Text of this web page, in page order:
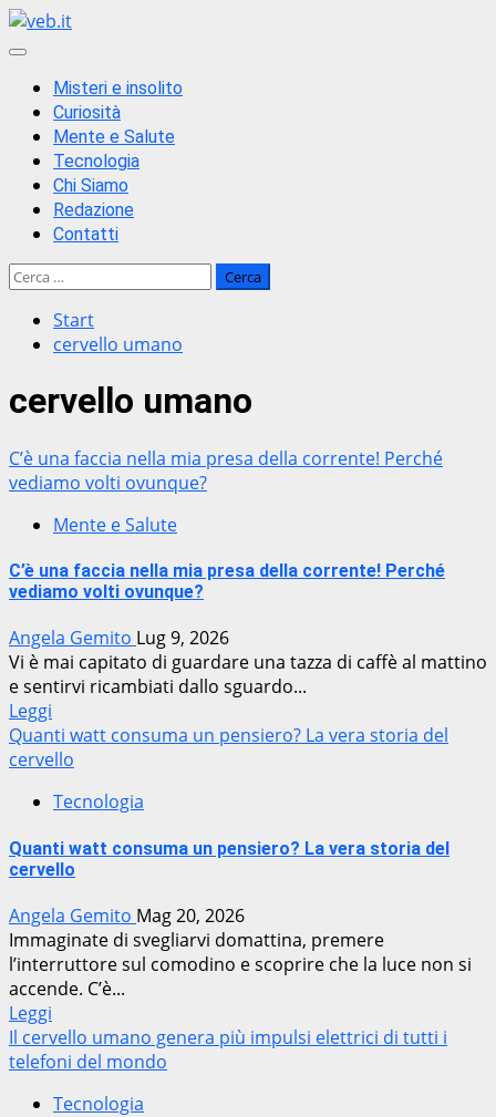
Zum
Inhalt
Primäres
MenüMisteri e insolito
Curiosità
Mente e Salute
Tecnologia
Chi Siamo
Redazione
Contatti
Ricerca
Start
cervello umano
cervello umano
C’è una faccia nella mia presa della corrente! Perché
vediamo volti ovunque?
Mente e Salute
C’è una faccia nella mia presa della corrente! Perché
vediamo volti ovunque?
Angela Gemito Lug 9, 2026
Vi è mai capitato di guardare una tazza di caffè al mattino
e sentirvi ricambiati dallo sguardo...
Leggi
Quanti watt consuma un pensiero? La vera storia del
cervello
Tecnologia
Quanti watt consuma un pensiero? La vera storia del
cervello
Angela Gemito Mag 20, 2026
Immaginate di svegliarvi domattina, premere
l’interruttore sul comodino e scoprire che la luce non si
accende. C’è...
Leggi
Il cervello umano genera più impulsi elettrici di tutti i
telefoni del mondo
Tecnologia